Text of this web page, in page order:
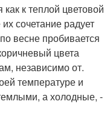
как к теплой цветовой
сочетание радует
весне пробивается
цвета
независимо от.
температуре и
а холодные, -